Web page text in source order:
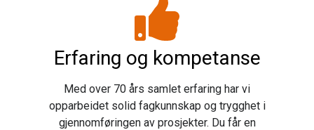
Erfaring og kompetanse
Med over 70 års samlet erfaring har vi
opparbeidet solid fagkunnskap og trygghet i
gjennomføringen av prosjekter. Du får en